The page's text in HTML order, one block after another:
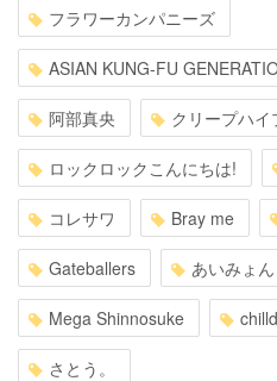
フラワーカンパニーズ
ASIAN KUNG-FU
阿部真央 クリープハイ
ロックロックこんにちは!
コレサワ Bray me
Gateballers あいみょん
Mega Shinnosuke
さとう。